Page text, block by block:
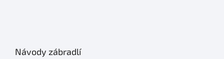
Návody zábradlí